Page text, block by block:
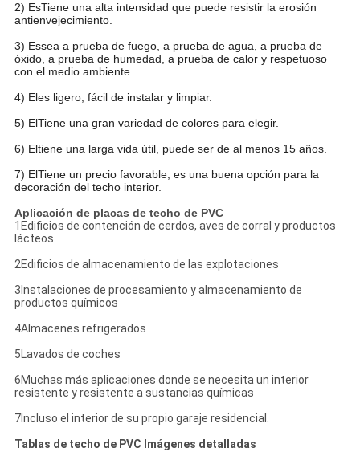
2) EsTiene una alta intensidad que puede resistir la erosión
antienvejecimiento.
3) Essea a prueba de fuego, a prueba de agua, a prueba de
óxido, a prueba de humedad, a prueba de calor y respetuoso
con el medio ambiente.
4) Eles ligero, fácil de instalar y limpiar.
5) ElTiene una gran variedad de colores para elegir.
6) Eltiene una larga vida útil, puede ser de al menos 15 años.
7) ElTiene un precio favorable, es una buena opción para la
decoración del techo interior.
Aplicación de placas de techo de PVC
1Edificios de contención de cerdos, aves de corral y productos
lácteos
2Edificios de almacenamiento de las explotaciones
3Instalaciones de procesamiento y almacenamiento de
productos químicos
4Almacenes refrigerados
5Lavados de coches
6Muchas más aplicaciones donde se necesita un interior
resistente y resistente a sustancias químicas
7Incluso el interior de su propio garaje residencial.
Tablas de techo de PVC Imágenes detalladas